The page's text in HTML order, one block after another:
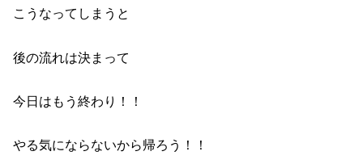
こうなってしまうと
後の流れは決まって
今日はもう終わり！！
やる気にならないから帰ろう！！